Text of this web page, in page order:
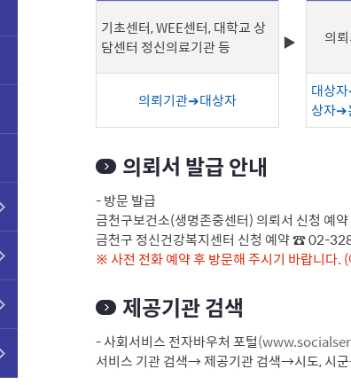
기초센터, WEE센터, 대학교 상
담센터 정신의료기관 등
의뢰기관➔대상자
의
대상
상자➔
의뢰서 발급 안내
- 방문 발급
금천구보건소(생명존중센터) 의뢰서 신청
금천구 정신건강복지센터 신청 예약 ☎ 02-
※ 사전 전화 예약 후 방문해 주시기 바랍니다.
제공기관 검색
- 사회서비스 전자바우처 포털
서비스 기관 검색→ 제공기관 검색→시도, 시